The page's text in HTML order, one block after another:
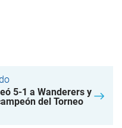
5-1 a Wanderers y
del Torneo